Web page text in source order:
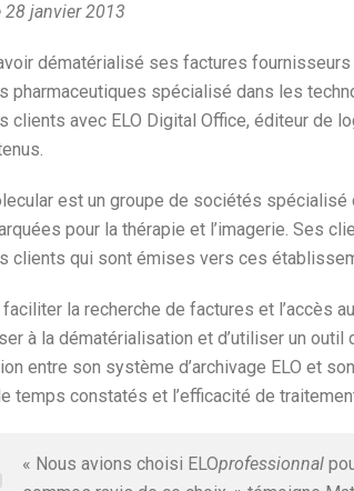
28 janvier 2013
dématérialisé ses factures fournisseurs
pharmaceutiques spécialisé dans les
clients avec ELO Digital Office, éditeur de
est un groupe de sociétés
pour la thérapie et l’imagerie. Ses
clients qui sont émises vers ces
la recherche de factures et l’accès
à la dématérialisation et d’utiliser un
entre son système d’archivage ELO et
temps constatés et l’efficacité de
« Nous avions choisi ELOprofessionnal